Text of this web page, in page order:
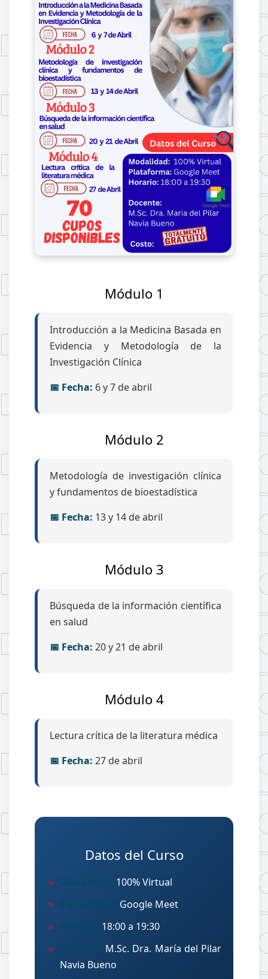
Módulo 1
Introducción a la Medicina Basada en
Evidencia y Metodología de la
Investigación Clínica
📅 Fecha: 6 y 7 de abril
Módulo 2
Metodología de investigación clínica
y fundamentos de bioestadística
📅 Fecha: 13 y 14 de abril
Módulo 3
Búsqueda de la información científica
en salud
📅 Fecha: 20 y 21 de abril
Módulo 4
Lectura crítica de la literatura médica
📅 Fecha: 27 de abril
Datos del Curso
100% Virtual
Google Meet
18:00 a 19:30
M.Sc. Dra. María del Pilar
Navia Bueno